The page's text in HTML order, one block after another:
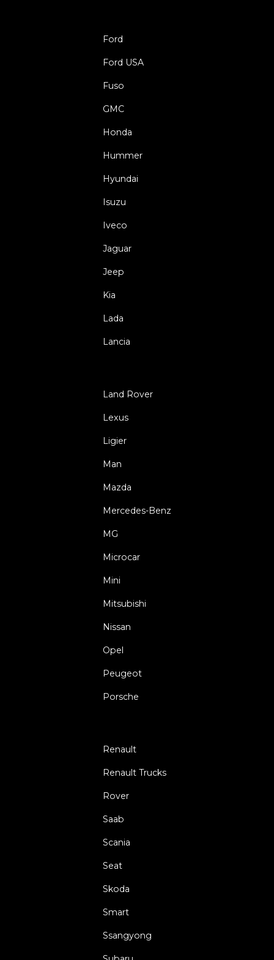
Ford
Ford USA
Fuso
GMC
Honda
Hummer
Hyundai
Isuzu
Iveco
Jaguar
Jeep
Kia
Lada
Lancia
Land Rover
Lexus
Ligier
Man
Mazda
Mercedes-Benz
MG
Microcar
Mini
Mitsubishi
Nissan
Opel
Peugeot
Porsche
Renault
Renault Trucks
Rover
Saab
Scania
Seat
Skoda
Smart
Ssangyong